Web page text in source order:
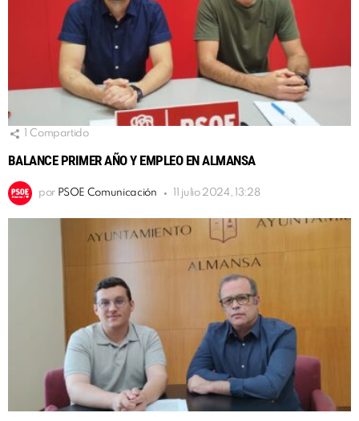
Compartido
BALANCE PRIMER AÑO Y EMPLEO EN ALMANSA
por PSOE Comunicación 11 julio 2024, 13:28